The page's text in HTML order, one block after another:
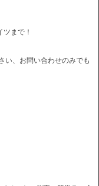
まで！
い、お問い合わせのみでも